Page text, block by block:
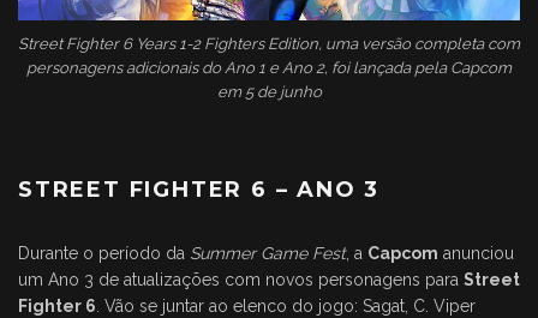
Street Fighter 6 Years 1-2 Fighters Edition, uma versão completa com
personagens adicionais do Ano 1 e Ano 2, foi lançada pela Capcom
em 5 de junho
STREET FIGHTER 6 – ANO 3
Durante o período da Summer Game Fest, a Capcom anunciou
um Ano 3 de atualizações com novos personagens para Street
Fighter 6. Vão se juntar ao elenco do jogo: Sagat, C. Viper